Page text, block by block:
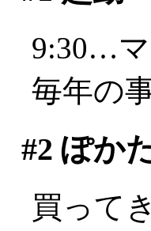
9:30…
毎年の
#2 ぽか
買って